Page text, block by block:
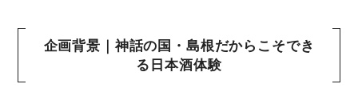
企画背景｜神話の国・島根だからこそでき
る日本酒体験